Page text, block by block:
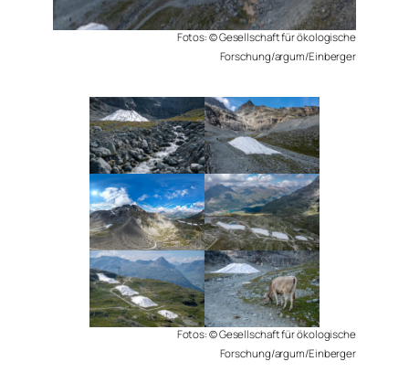
Fotos: © Gesellschaft für ökologische
Forschung/argum/Einberger
Fotos: © Gesellschaft für ökologische
Forschung/argum/Einberger